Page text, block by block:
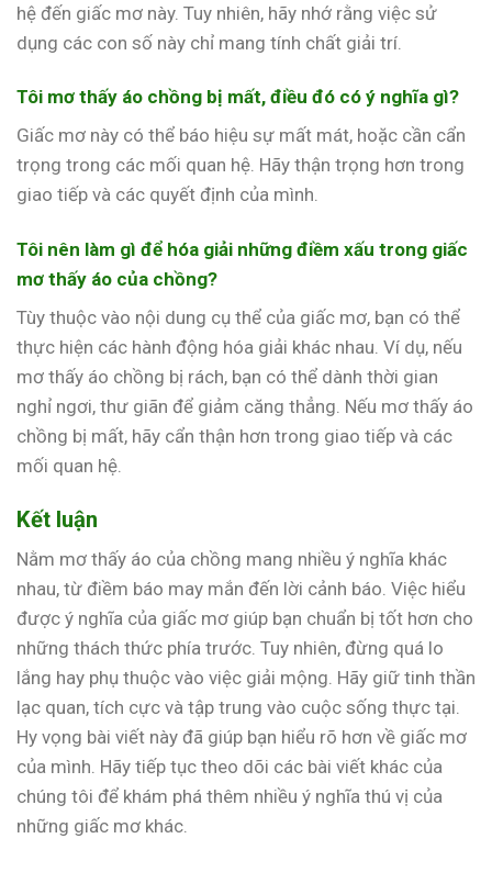
hệ đến giấc mơ này. Tuy nhiên, hãy nhớ rằng việc sử
dụng các con số này chỉ mang tính chất giải trí.
Tôi mơ thấy áo chồng bị mất, điều đó có ý nghĩa gì?
Giấc mơ này có thể báo hiệu sự mất mát, hoặc cần cẩn
trọng trong các mối quan hệ. Hãy thận trọng hơn trong
giao tiếp và các quyết định của mình.
Tôi nên làm gì để hóa giải những điềm xấu trong giấc
mơ thấy áo của chồng?
Tùy thuộc vào nội dung cụ thể của giấc mơ, bạn có thể
thực hiện các hành động hóa giải khác nhau. Ví dụ, nếu
mơ thấy áo chồng bị rách, bạn có thể dành thời gian
nghỉ ngơi, thư giãn để giảm căng thẳng. Nếu mơ thấy áo
chồng bị mất, hãy cẩn thận hơn trong giao tiếp và các
mối quan hệ.
Kết luận
Nằm mơ thấy áo của chồng mang nhiều ý nghĩa khác
nhau, từ điềm báo may mắn đến lời cảnh báo. Việc hiểu
được ý nghĩa của giấc mơ giúp bạn chuẩn bị tốt hơn cho
những thách thức phía trước. Tuy nhiên, đừng quá lo
lắng hay phụ thuộc vào việc giải mộng. Hãy giữ tinh thần
lạc quan, tích cực và tập trung vào cuộc sống thực tại.
Hy vọng bài viết này đã giúp bạn hiểu rõ hơn về giấc mơ
của mình. Hãy tiếp tục theo dõi các bài viết khác của
chúng tôi để khám phá thêm nhiều ý nghĩa thú vị của
những giấc mơ khác.